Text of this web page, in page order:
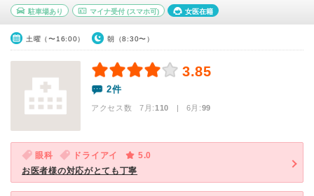
駐車場あり マイナ受付(スマホ可) 女医在籍
土曜（〜16:00） 朝（8:30〜）
3.85
2件
アクセス数 7月:110 | 6月:99
眼科 ドライアイ
5.0
お医者様の対応がとても丁寧